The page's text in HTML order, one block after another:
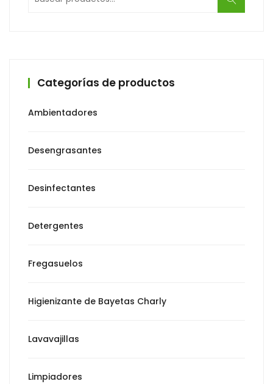
por:
Categorías de productos
Ambientadores
Desengrasantes
Desinfectantes
Detergentes
Fregasuelos
Higienizante de Bayetas Charly
Lavavajillas
Limpiadores